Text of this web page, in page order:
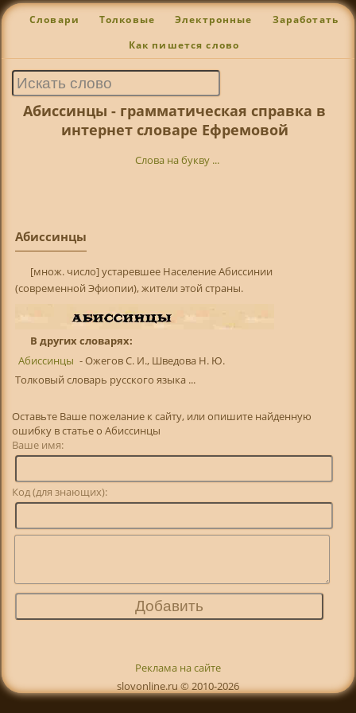
Словари Толковые Электронные Заработать
Как пишется слово
Абиссинцы - грамматическая справка в
интернет словаре Ефремовой
Слова на букву ...
Абиссинцы
[множ. число] устаревшее Население Абиссинии
(современной Эфиопии), жители этой страны.
В других словарях:
Абиссинцы - Ожегов С. И., Шведова Н. Ю.
Толковый словарь русского языка ...
Оставьте Ваше пожелание к сайту, или опишите найденную
ошибку в статье о Абиссинцы
Ваше имя:
Код (для знающих):
Реклама на сайте
slovonline.ru © 2010-2026